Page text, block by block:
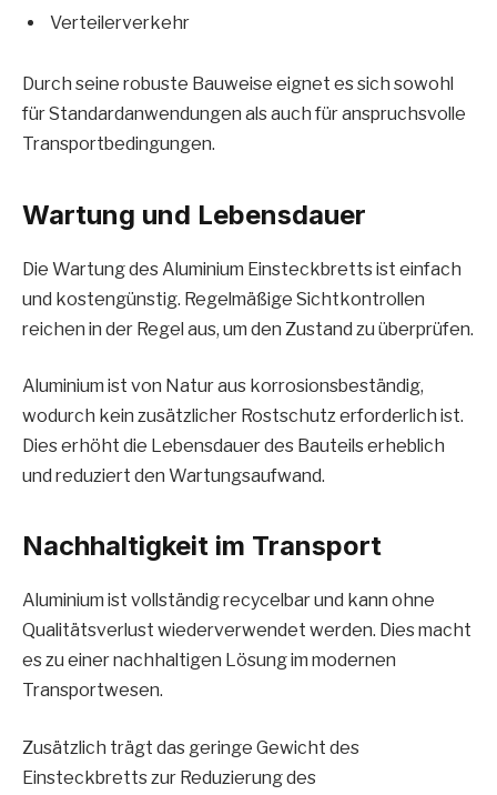
Verteilerverkehr
Durch seine robuste Bauweise eignet es sich sowohl
für Standardanwendungen als auch für anspruchsvolle
Transportbedingungen.
Wartung und Lebensdauer
Die Wartung des Aluminium Einsteckbretts ist einfach
und kostengünstig. Regelmäßige Sichtkontrollen
reichen in der Regel aus, um den Zustand zu überprüfen.
Aluminium ist von Natur aus korrosionsbeständig,
wodurch kein zusätzlicher Rostschutz erforderlich ist.
Dies erhöht die Lebensdauer des Bauteils erheblich
und reduziert den Wartungsaufwand.
Nachhaltigkeit im Transport
Aluminium ist vollständig recycelbar und kann ohne
Qualitätsverlust wiederverwendet werden. Dies macht
es zu einer nachhaltigen Lösung im modernen
Transportwesen.
Zusätzlich trägt das geringe Gewicht des
Einsteckbretts zur Reduzierung des